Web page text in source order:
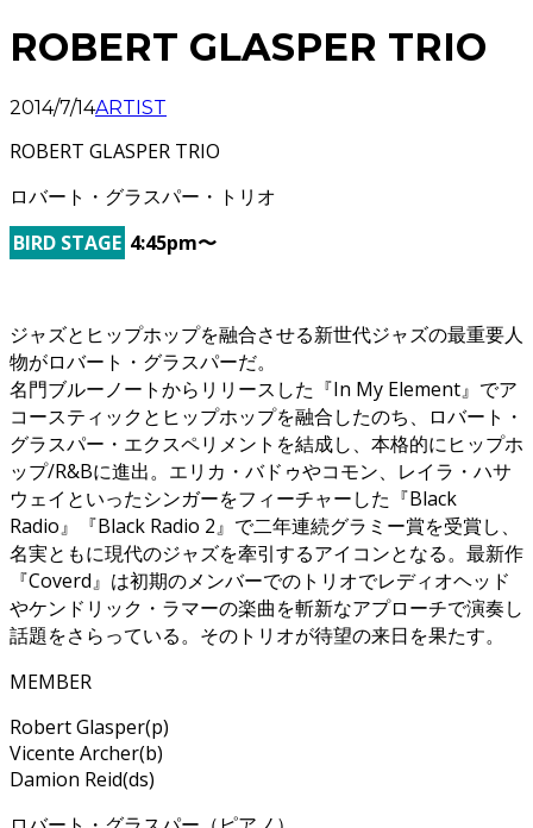
ROBERT GLASPER TRIO
2014/7/14ARTIST
ROBERT GLASPER TRIO
ロバート・グラスパー・トリオ
BIRD STAGE 4:45pm〜
ジャズとヒップホップを融合させる新世代ジャズの最重要人
物がロバート・グラスパーだ。
名門ブルーノートからリリースした『In My Element』でア
コースティックとヒップホップを融合したのち、ロバート・
グラスパー・エクスペリメントを結成し、本格的にヒップホ
ップ/R&Bに進出。エリカ・バドゥやコモン、レイラ・ハサ
ウェイといったシンガーをフィーチャーした『Black
Radio』『Black Radio 2』で二年連続グラミー賞を受賞し、
名実ともに現代のジャズを牽引するアイコンとなる。最新作
『Coverd』は初期のメンバーでのトリオでレディオヘッド
やケンドリック・ラマーの楽曲を斬新なアプローチで演奏し
話題をさらっている。そのトリオが待望の来日を果たす。
MEMBER
Robert Glasper(p)
Vicente Archer(b)
Damion Reid(ds)